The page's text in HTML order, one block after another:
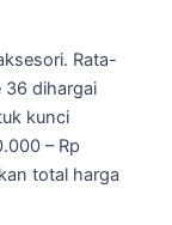
Rata-
36 dihargai
kunci
– Rp
total harga